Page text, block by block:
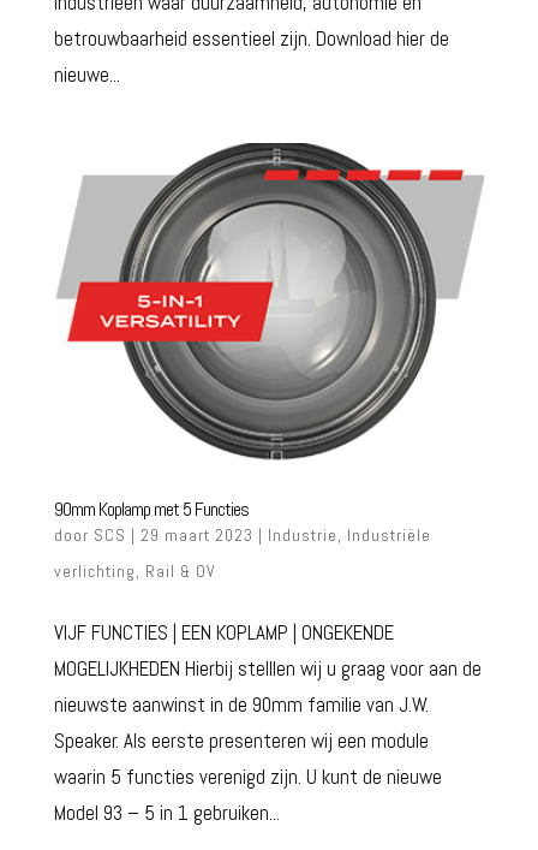
betrouwbaarheid essentieel zijn. Download hier de
nieuwe...
90mm Koplamp met 5 Functies
door SCS | 29 maart 2023 | Industrie, Industriële
verlichting, Rail & OV
VIJF FUNCTIES | EEN KOPLAMP | ONGEKENDE
MOGELIJKHEDEN Hierbij stelllen wij u graag voor aan de
nieuwste aanwinst in de 90mm familie van J.W.
Speaker. Als eerste presenteren wij een module
waarin 5 functies verenigd zijn. U kunt de nieuwe
Model 93 – 5 in 1 gebruiken...